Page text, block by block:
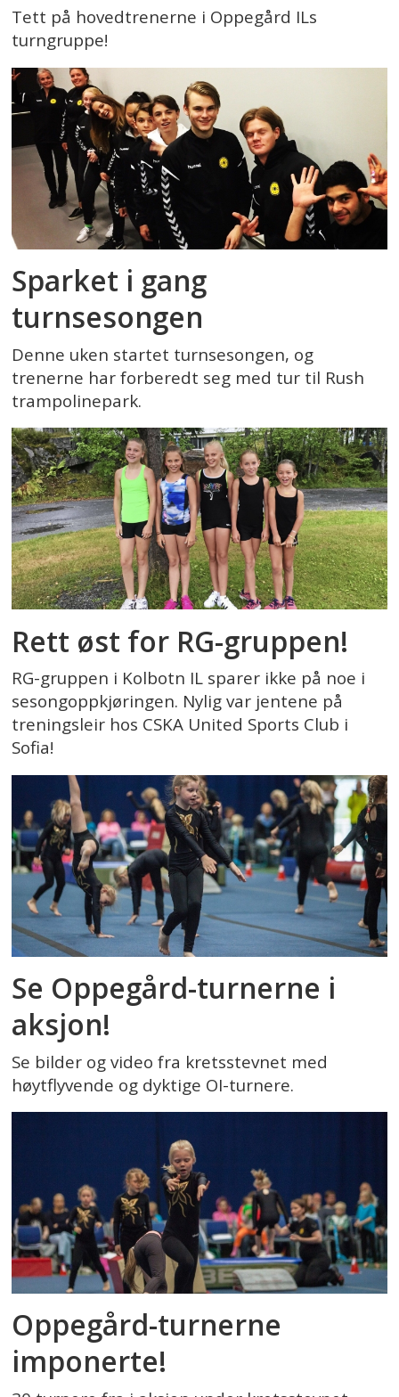
Tett på hovedtrenerne i Oppegård ILs
turngruppe!
Sparket i gang
turnsesongen
Denne uken startet turnsesongen, og
trenerne har forberedt seg med tur til Rush
trampolinepark.
Rett øst for RG-gruppen!
RG-gruppen i Kolbotn IL sparer ikke på noe i
sesongoppkjøringen. Nylig var jentene på
treningsleir hos CSKA United Sports Club i
Sofia!
Se Oppegård-turnerne i
aksjon!
Se bilder og video fra kretsstevnet med
høytflyvende og dyktige OI-turnere.
Oppegård-turnerne
imponerte!